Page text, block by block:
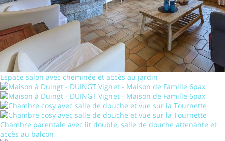
Espace salon avec cheminée et accès au jardin
Chambre parentale avec lit double, salle de douche attenante et
accès au balcon